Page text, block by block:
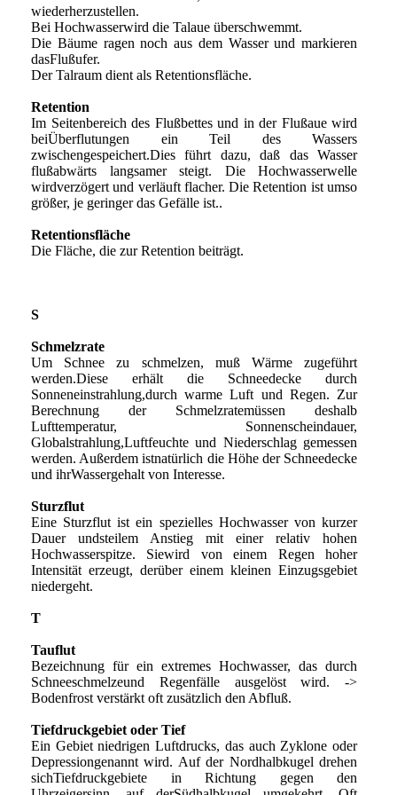
wiederherzustellen.
Bei Hochwasserwird die Talaue überschwemmt.
Die Bäume ragen noch aus dem Wasser und markieren
dasFlußufer.
Der Talraum dient als Retentionsfläche.
Retention
Im Seitenbereich des Flußbettes und in der Flußaue wird
beiÜberflutungen ein Teil des Wassers
zwischengespeichert.Dies führt dazu, daß das Wasser
flußabwärts langsamer steigt. Die Hochwasserwelle
wirdverzögert und verläuft flacher. Die Retention ist umso
größer, je geringer das Gefälle ist..
Retentionsfläche
Die Fläche, die zur Retention beiträgt.
S
Schmelzrate
Um Schnee zu schmelzen, muß Wärme zugeführt
werden.Diese erhält die Schneedecke durch
Sonneneinstrahlung,durch warme Luft und Regen. Zur
Berechnung der Schmelzratemüssen deshalb
Lufttemperatur, Sonnenscheindauer,
Globalstrahlung,Luftfeuchte und Niederschlag gemessen
werden. Außerdem istnatürlich die Höhe der Schneedecke
und ihrWassergehalt von Interesse.
Sturzflut
Eine Sturzflut ist ein spezielles Hochwasser von kurzer
Dauer undsteilem Anstieg mit einer relativ hohen
Hochwasserspitze. Siewird von einem Regen hoher
Intensität erzeugt, derüber einem kleinen Einzugsgebiet
niedergeht.
T
Tauflut
Bezeichnung für ein extremes Hochwasser, das durch
Schneeschmelzeund Regenfälle ausgelöst wird. ->
Bodenfrost verstärkt oft zusätzlich den Abfluß.
Tiefdruckgebiet oder Tief
Ein Gebiet niedrigen Luftdrucks, das auch Zyklone oder
Depressiongenannt wird. Auf der Nordhalbkugel drehen
sichTiefdruckgebiete in Richtung gegen den